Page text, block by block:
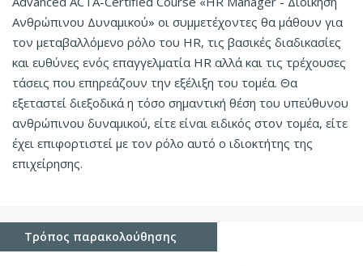
Ανθρώπινου Δυναμικού» οι συμμετέχοντες θα μάθουν για
τον μεταβαλλόμενο ρόλο του HR, τις βασικές διαδικασίες
και ευθύνες ενός επαγγελματία HR αλλά και τις τρέχουσες
τάσεις που επηρεάζουν την εξέλιξη του τομέα. Θα
εξεταστεί διεξοδικά η τόσο σημαντική θέση του υπεύθυνου
ανθρώπινου δυναμικού, είτε είναι ειδικός στον τομέα, είτε
έχει επιφορτιστεί με τον ρόλο αυτό ο ιδιοκτήτης της
επιχείρησης.
Τρόπος παρακολούθησης